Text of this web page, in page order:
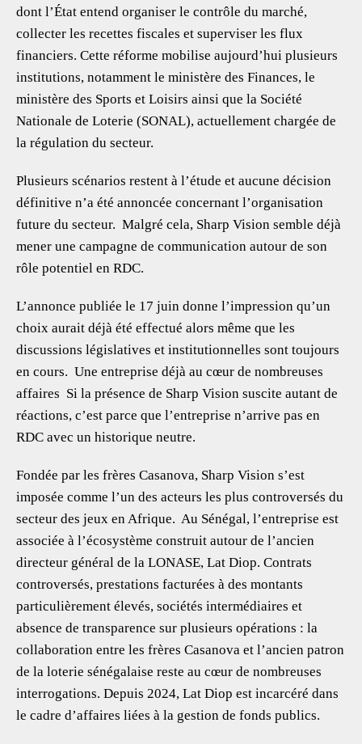
dont l’État entend organiser le contrôle du marché,
collecter les recettes fiscales et superviser les flux
financiers. Cette réforme mobilise aujourd’hui plusieurs
institutions, notamment le ministère des Finances, le
ministère des Sports et Loisirs ainsi que la Société
Nationale de Loterie (SONAL), actuellement chargée de
la régulation du secteur.
Plusieurs scénarios restent à l’étude et aucune décision
définitive n’a été annoncée concernant l’organisation
future du secteur. Malgré cela, Sharp Vision semble déjà
mener une campagne de communication autour de son
rôle potentiel en RDC.
L’annonce publiée le 17 juin donne l’impression qu’un
choix aurait déjà été effectué alors même que les
discussions législatives et institutionnelles sont toujours
en cours. Une entreprise déjà au cœur de nombreuses
affaires Si la présence de Sharp Vision suscite autant de
réactions, c’est parce que l’entreprise n’arrive pas en
RDC avec un historique neutre.
Fondée par les frères Casanova, Sharp Vision s’est
imposée comme l’un des acteurs les plus controversés du
secteur des jeux en Afrique. Au Sénégal, l’entreprise est
associée à l’écosystème construit autour de l’ancien
directeur général de la LONASE, Lat Diop. Contrats
controversés, prestations facturées à des montants
particulièrement élevés, sociétés intermédiaires et
absence de transparence sur plusieurs opérations : la
collaboration entre les frères Casanova et l’ancien patron
de la loterie sénégalaise reste au cœur de nombreuses
interrogations. Depuis 2024, Lat Diop est incarcéré dans
le cadre d’affaires liées à la gestion de fonds publics.